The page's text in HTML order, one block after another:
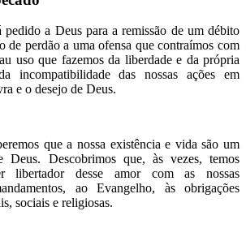
a Deus para a remissão de um débito
de perdão a uma ofensa que contraímos com
uso que fazemos da liberdade e da própria
incompatibilidade das nossas ações em
e o desejo de Deus.
que a nossa existência e vida são um
Deus. Descobrimos que, às vezes, temos
libertador desse amor com as nossas
ao Evangelho, às obrigações
sociais e religiosas.